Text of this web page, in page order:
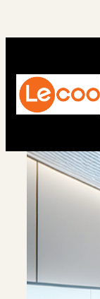
至
容